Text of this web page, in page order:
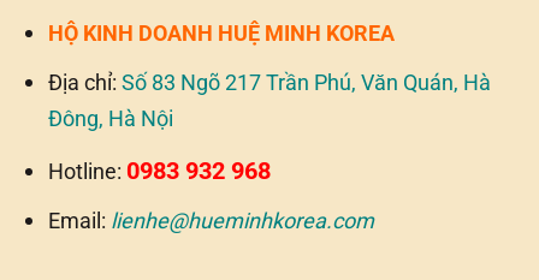
HỘ KINH DOANH HUỆ MINH KOREA
Địa chỉ: Số 83 Ngõ 217 Trần Phú, Văn Quán, Hà
Đông, Hà Nội
Hotline: 0983 932 968
Email: lienhe@hueminhkorea.com